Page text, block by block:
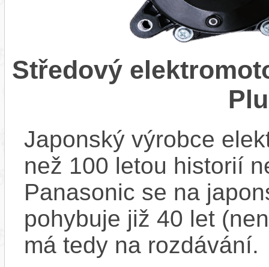
Středový
Japonský výrobce
než 100 letou historií
Panasonic se na
pohybuje již 40 let
má tedy na rozdávání.